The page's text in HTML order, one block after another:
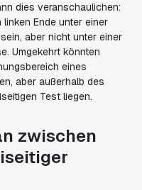
dies veranschaulichen:
linken Ende unter einer
aber nicht unter einer
Umgekehrt könnten
eines
aber außerhalb des
Test liegen.
zwischen